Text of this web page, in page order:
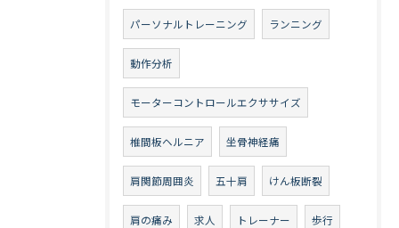
パーソナルトレーニング ランニング
動作分析
モーターコントロールエクササイズ
椎間板ヘルニア 坐骨神経痛
肩関節周囲炎 五十肩 けん板断裂
肩の痛み 求人 トレーナー 歩行